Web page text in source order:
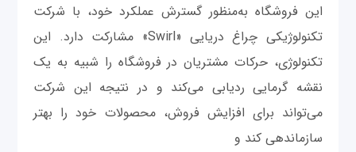
این فروشگاه به‌منظور گسترش عملکرد خود، با شرکت
تکنولوژیکی چراغ دریایی «Swirl» مشارکت دارد. این
تکنولوژی، حرکات مشتریان در فروشگاه را شبیه به یک
نقشه گرمایی ردیابی می‌کند و در نتیجه این شرکت
می‌تواند برای افزایش فروش، محصولات خود را بهتر
سازماندهی کند و